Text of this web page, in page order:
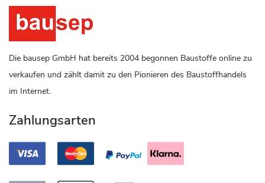
Die bausep GmbH hat bereits 2004 begonnen Baustoffe online zu
verkaufen und zählt damit zu den Pionieren des Baustoffhandels
im Internet.
Zahlungsarten